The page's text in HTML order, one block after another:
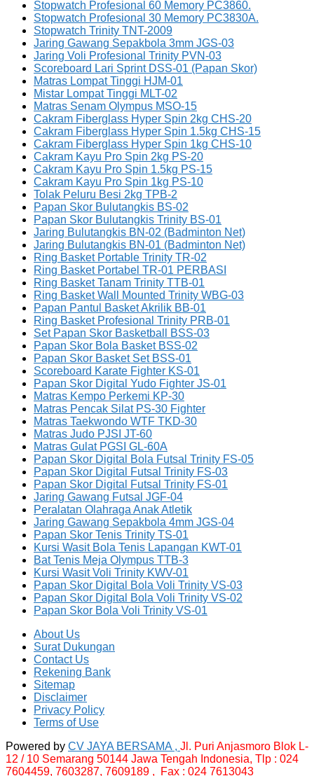
Stopwatch Profesional 60 Memory PC3860.
Stopwatch Profesional 30 Memory PC3830A.
Stopwatch Trinity TNT-2009
Jaring Gawang Sepakbola 3mm JGS-03
Jaring Voli Profesional Trinity PVN-03
Scoreboard Lari Sprint DSS-01 (Papan Skor)
Matras Lompat Tinggi HJM-01
Mistar Lompat Tinggi MLT-02
Matras Senam Olympus MSO-15
Cakram Fiberglass Hyper Spin 2kg CHS-20
Cakram Fiberglass Hyper Spin 1.5kg CHS-15
Cakram Fiberglass Hyper Spin 1kg CHS-10
Cakram Kayu Pro Spin 2kg PS-20
Cakram Kayu Pro Spin 1.5kg PS-15
Cakram Kayu Pro Spin 1kg PS-10
Tolak Peluru Besi 2kg TPB-2
Papan Skor Bulutangkis BS-02
Papan Skor Bulutangkis Trinity BS-01
Jaring Bulutangkis BN-02 (Badminton Net)
Jaring Bulutangkis BN-01 (Badminton Net)
Ring Basket Portable Trinity TR-02
Ring Basket Portabel TR-01 PERBASI
Ring Basket Tanam Trinity TTB-01
Ring Basket Wall Mounted Trinity WBG-03
Papan Pantul Basket Akrilik BB-01
Ring Basket Profesional Trinity PRB-01
Set Papan Skor Basketball BSS-03
Papan Skor Bola Basket BSS-02
Papan Skor Basket Set BSS-01
Scoreboard Karate Fighter KS-01
Papan Skor Digital Yudo Fighter JS-01
Matras Kempo Perkemi KP-30
Matras Pencak Silat PS-30 Fighter
Matras Taekwondo WTF TKD-30
Matras Judo PJSI JT-60
Matras Gulat PGSI GL-60A
Papan Skor Digital Bola Futsal Trinity FS-05
Papan Skor Digital Futsal Trinity FS-03
Papan Skor Digital Futsal Trinity FS-01
Jaring Gawang Futsal JGF-04
Peralatan Olahraga Anak Atletik
Jaring Gawang Sepakbola 4mm JGS-04
Papan Skor Tenis Trinity TS-01
Kursi Wasit Bola Tenis Lapangan KWT-01
Bat Tenis Meja Olympus TTB-3
Kursi Wasit Voli Trinity KWV-01
Papan Skor Digital Bola Voli Trinity VS-03
Papan Skor Digital Bola Voli Trinity VS-02
Papan Skor Bola Voli Trinity VS-01
About Us
Surat Dukungan
Contact Us
Rekening Bank
Sitemap
Disclaimer
Privacy Policy
Terms of Use
Powered by CV JAYA BERSAMA , Jl. Puri Anjasmoro Blok L-
12 / 10 Semarang 50144 Jawa Tengah Indonesia, Tlp : 024
7604459, 7603287, 7609189 , Fax : 024 7613043